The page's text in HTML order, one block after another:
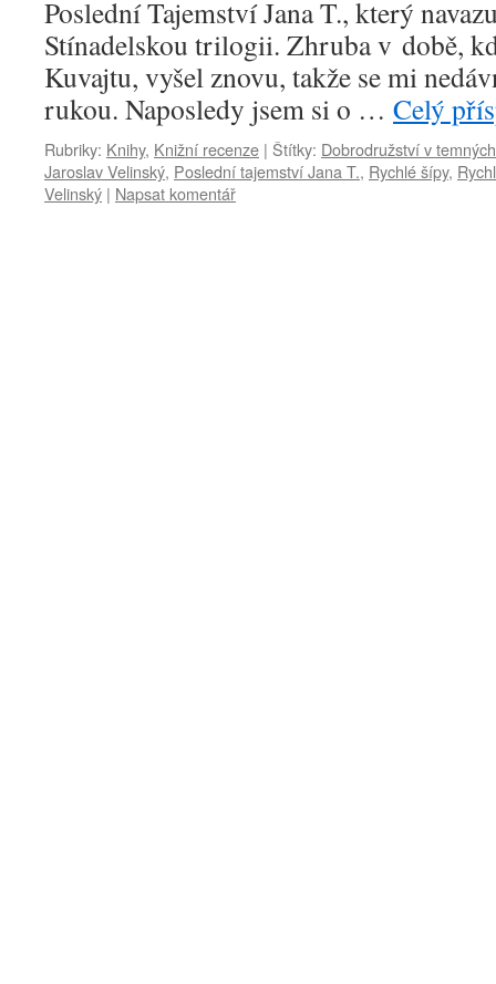
Poslední Tajemství Jana T., který
Stínadelskou trilogii. Zhruba v době,
Kuvajtu, vyšel znovu, takže se mi
rukou. Naposledy jsem si o … Celý
Rubriky: Knihy, Knižní recenze | Štítky: Dobrodružství v
Jaroslav Velinský, Poslední tajemství Jana T., Rychlé šípy,
Velinský | Napsat komentář